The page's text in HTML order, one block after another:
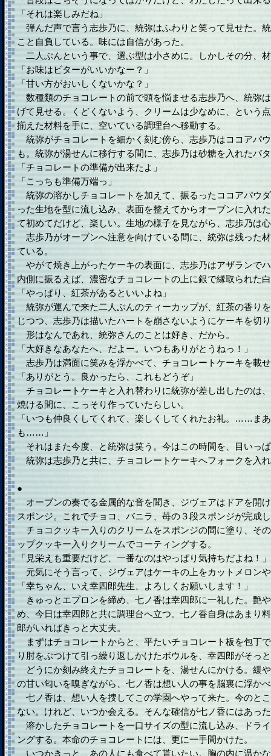
「それは楽しみだね」
弾んだ声で言う志歩乃に、統弥はふわりと笑って見せた。
こと自負している。味には自信があった。
二人ぶんという事で、選ぶ型は小さめに。しかしその分、
「お味はビターがいいかなー？」
「甘い方がおいしくないかな？」
数種類のチョコレートの前で頭を悩ませる志歩乃へ、統弥
げて見せる。くどくないよう、クリームは少なめに、という
揃えた材料を手に、空いている調理台へ移動する。
統弥がチョコレートを細かく刻む傍ら、志歩乃はココアパ
も。統弥が湯せんに移行する間に、志歩乃は砂糖を入れたバ
「チョコレートの準備が出来たよ」
「こっちも準備万端っ」
統弥の溶かしチョコレートを加えて、振るったココアパウ
った生地を型に流し込み、表面を整えてからオーブンに入れ
て初めてだけど、楽しい。生地の様子を見ながら、志歩乃は
志歩乃がオーブンへ注意を向けている間に、統弥は残った
ている。
やがて焼き上がったケーキの表面に、志歩乃はアザランで
内側に振るえば、濃密なチョコレートの上に銀で縁取られた
「やっぱり、紅茶があるといいよね」
統弥が運んで来た二人ぶんのティーカップが、紅茶の香り
じつつ、志歩乃は描いたハートを崩さないようにケーキを切
形はなんであれ、統弥さんのことは好き、だから。
「大好きなあなたへ、だよー。いつもありがとうねっ！」
志歩乃は満面に笑みを浮かべて、チョコレートケーキを載
「ありがとう。良かったら、これもどうぞ」
チョコレートケーキと入れ替わりに統弥が差し出したのは
焼ける間に、こっそり作っていたらしい。
「いつも仲良くしてくれて、楽しくしてくれたお礼。……ま
も……」
それはまた今度、と統弥は笑う。今はこの時間を、目いっ
統弥は志歩乃と共に、チョコレートケーキへフォークを入
●
オーブンの奏でる金属的な音を聞き、ジヴェアはドアを開
スポンジ。これでチョコ、バニラ、苺の３段スポンジが完成
チョコクッキー入りのクリームをスポンジの間に塗り、そ
ップクッキー入りクリームでコーティングする。
「見栄えも重要だけど、一番なのはやっぱり気持ちだよね！」
元気にそう言って、ジヴェアはケーキの上をカットメロン
「幸ちゃん、いえ幸四郎先生、よろしくお願いします！」
きゅっとエプロンを締め、七ノ香は幸四郎に一礼した。艶
め、今日は幸四郎と共に調理台へ立つ。七ノ香自身はあまり
郎がいればきっと大丈夫。
まずはチョコレートからと、平たいチョコレート板を包丁
り肘をぶつけて引っ繰り返しかけたボウルを、幸四郎がそっ
どうにか刻み終えたチョコレートを、湯せんにかける。緩
の甘い匂いを嗅ぎながら、七ノ香は想い人の事を脳裏に浮か
七ノ香は、想い人を捜してこの学園へやって来た。今のと
ない。けれど、いつか会える。そんな確信が七ノ香にはあっ
溶かしたチョコレートを一口サイズの型に流し込み、ドラ
ングする。本命のチョコレートには、更に一手間かけた。
いつかきっと、あの人にも食べて貰いたい。胸の内に温か